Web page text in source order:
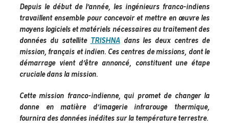
Depuis le début de l’année, les ingénieurs franco-indiens
travaillent ensemble pour concevoir et mettre en œuvre les
moyens logiciels et matériels nécessaires au traitement des
données du satellite TRISHNAdans les deux centres de
mission, français et indien. Ces centres de missions, dont le
démarrage vient d’être annoncé, constituent une étape
cruciale dans la mission.
Cette mission franco-indienne, qui promet de changer la
donne en matière d’imagerie infrarouge thermique,
fournira des données inédites sur la température terrestre.